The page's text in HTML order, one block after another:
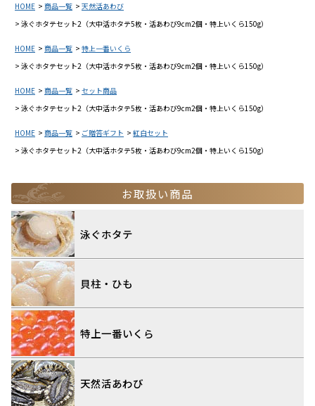
HOME 商品一覧
天然活あわび
泳ぐホタテセット2（大中活ホタテ5枚・活あわび9cm2個・特上いくら150g）
HOME 商品一覧
特上一番いくら
泳ぐホタテセット2（大中活ホタテ5枚・活あわび9cm2個・特上いくら150g）
HOME 商品一覧
セット商品
泳ぐホタテセット2（大中活ホタテ5枚・活あわび9cm2個・特上いくら150g）
HOME 商品一覧 ご贈答ギフト
紅白セット
泳ぐホタテセット2（大中活ホタテ5枚・活あわび9cm2個・特上いくら150g）
お取扱い商品
泳ぐホタテ
貝柱・ひも
特上一番いくら
天然活あわび